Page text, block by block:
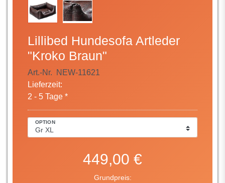
Lillibed Hundesofa Artleder
"Kroko Braun"
Art.-Nr.
NEW-11621
Lieferzeit:
2 - 5 Tage *
OPTION
449,00 €
Grundpreis: